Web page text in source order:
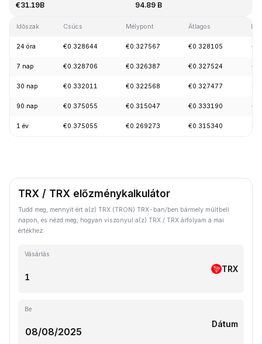
€31.19B 94.89 B
Időszak Csúcs Mélypont Átlagos
24 óra €0.328644 €0.327567 €0.328105
7 nap €0.328706 €0.326387 €0.327524
30 nap €0.332011 €0.322568 €0.327477 -
90 nap €0.375055 €0.315047 €0.333190
1 év €0.375055 €0.269273 €0.315340 -
TRX / TRX előzménykalkulátor
Tudd meg, mennyit ért a(z) TRX (TRON) TRX-ban/ben bármely múltbeli
napon, és nézd meg, hogyan viszonyul a(z) TRX / TRX árfolyam a mai
értékhez.
Vásárlás
TRX
Be
Dátum